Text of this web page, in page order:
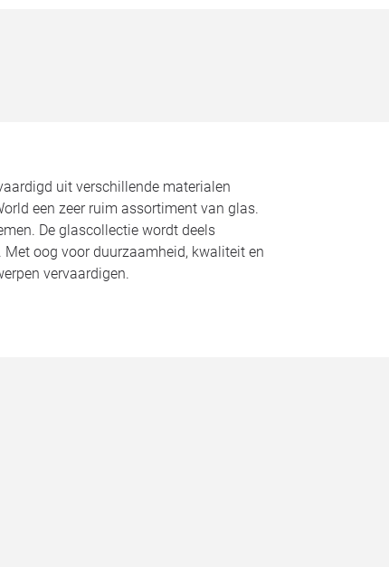
uit verschillende materialen
een zeer ruim assortiment van glas.
De glascollectie wordt deels
oog voor duurzaamheid, kwaliteit en
vervaardigen.